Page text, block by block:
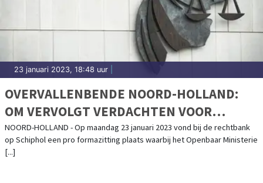
23 januari 2023, 18:48 uur
OVERVALLENBENDE NOORD-HOLLAND:
OM VERVOLGT VERDACHTEN VOOR
DEELNAME AAN CRIMINELE ORGANISATIE
NOORD-HOLLAND - Op maandag 23 januari 2023 vond bij de rechtbank
op Schiphol een pro formazitting plaats waarbij het Openbaar Ministerie
[...]